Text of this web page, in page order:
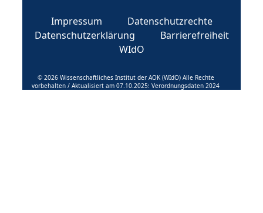
Impressum
Datenschutzrechte
Datenschutzerklärung
Barrierefreiheit
WIdO
© 2026 Wissenschaftliches Institut der AOK (WIdO) Alle Rechte
vorbehalten / Aktualisiert am 07.10.2025: Verordnungsdaten 2024